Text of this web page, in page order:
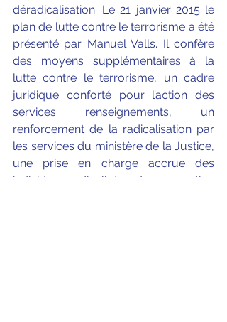
déradicalisation. Le 21 janvier 2015 le
plan de lutte contre le terrorisme a été
présenté par Manuel Valls. Il confère
des moyens supplémentaires à la
lutte contre le terrorisme, un cadre
juridique conforté pour l’action des
services renseignements, un
renforcement de la radicalisation par
les services du ministère de la Justice,
une prise en charge accrue des
individus radicalisés et une action